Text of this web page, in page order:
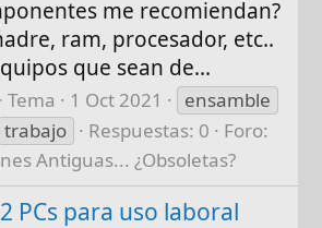
me recomiendan?
ram, procesador, etc..
que sean de...
Tema 1 Oct 2021
ensamble
trabajo Respuestas: 0
Foro:
Antiguas... ¿Obsoletas?
PCs para uso laboral